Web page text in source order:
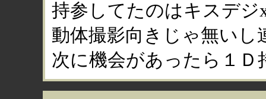
持参してたのはキスデジ
動体撮影向きじゃ無い
次に機会があったら１Ｄ